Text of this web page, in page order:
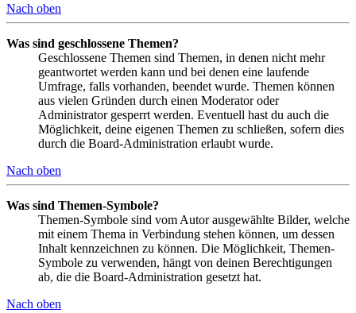
Nach oben
Was sind geschlossene Themen?
Geschlossene Themen sind Themen, in denen nicht mehr
geantwortet werden kann und bei denen eine laufende
Umfrage, falls vorhanden, beendet wurde. Themen können
aus vielen Gründen durch einen Moderator oder
Administrator gesperrt werden. Eventuell hast du auch die
Möglichkeit, deine eigenen Themen zu schließen, sofern dies
durch die Board-Administration erlaubt wurde.
Nach oben
Was sind Themen-Symbole?
Themen-Symbole sind vom Autor ausgewählte Bilder, welche
mit einem Thema in Verbindung stehen können, um dessen
Inhalt kennzeichnen zu können. Die Möglichkeit, Themen-
Symbole zu verwenden, hängt von deinen Berechtigungen
ab, die die Board-Administration gesetzt hat.
Nach oben